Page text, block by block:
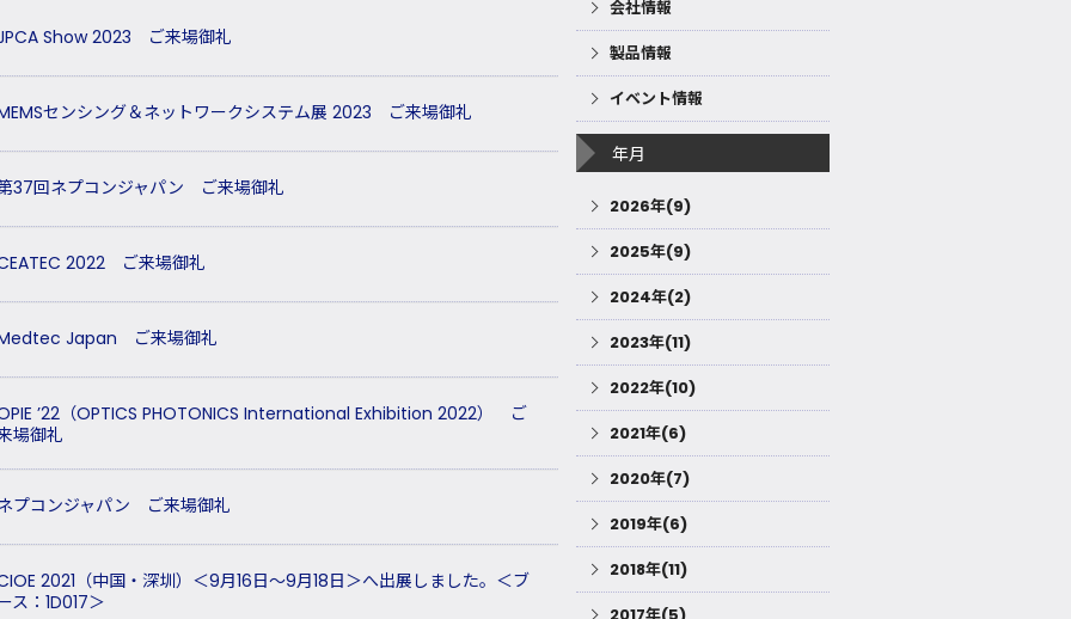
Show 2023 ご来場御礼
センシング＆ネットワークシステム展 2023 ご来場御礼
37回ネプコンジャパン ご来場御礼
2022 ご来場御礼
Japan ご来場御礼
’22（OPTICS PHOTONICS International Exhibition 2022） ご
場御礼
プコンジャパン ご来場御礼
2021（中国・深圳）＜9月16日～9月18日＞へ出展しました。＜ブ
ス：1D017＞
会社情報
製品情報
イベント情報
年月
2026年(9)
2025年(9)
2024年(2)
2023年(11)
2022年(10)
2021年(6)
2020年(7)
2019年(6)
2018年(11)